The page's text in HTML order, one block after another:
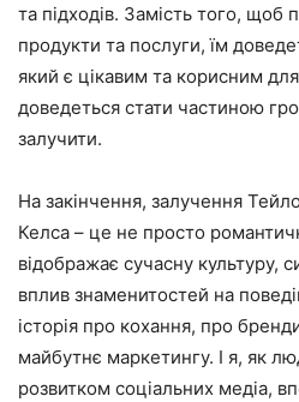
та підходів. Замість того, щоб
продукти та послуги, їм
який є цікавим та корисним для
доведеться стати частиною
залучити.
На закінчення, залучення
Келса – це не просто
відображає сучасну культуру,
вплив знаменитостей на
історія про кохання, про
майбутнє маркетингу. І я, як
розвитком соціальних медіа,